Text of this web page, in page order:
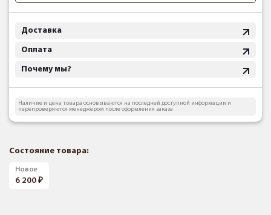
Доставка
Оплата
Почему мы?
Наличие и цена товара основываются на последней доступной информации и
перепроверяются менеджером после оформления заказа
Состояние товара:
Новое
6 200